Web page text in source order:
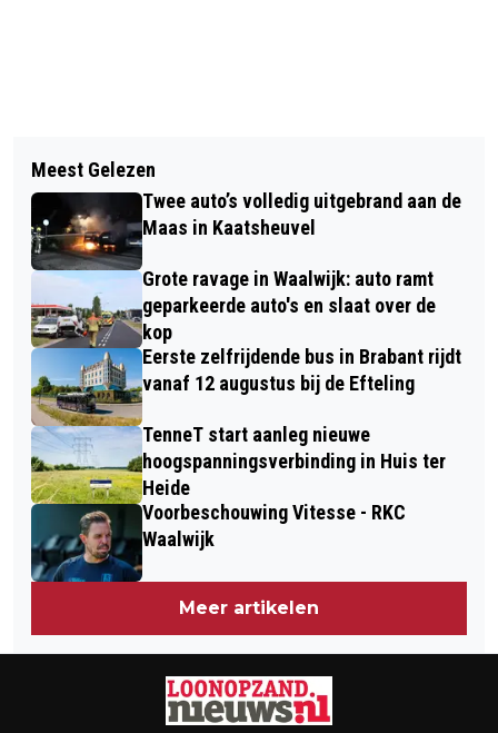
GEVONDEN FATBIKE IN WAALWIJK:
POLITIE ROEPT EIGENAAR OP ZICH TE
MELDEN
REPAIR CAFÉ KAATSHEUVEL HELPT
BIJ OVERSTAP NAAR VEILIG
ALTERNATIEF VOOR WINDOWS 10
Meest Gelezen
Twee auto’s volledig uitgebrand aan de
Maas in Kaatsheuvel
Grote ravage in Waalwijk: auto ramt
geparkeerde auto's en slaat over de
kop
Eerste zelfrijdende bus in Brabant rijdt
vanaf 12 augustus bij de Efteling
TenneT start aanleg nieuwe
hoogspanningsverbinding in Huis ter
Heide
Voorbeschouwing Vitesse - RKC
Waalwijk
Meer artikelen